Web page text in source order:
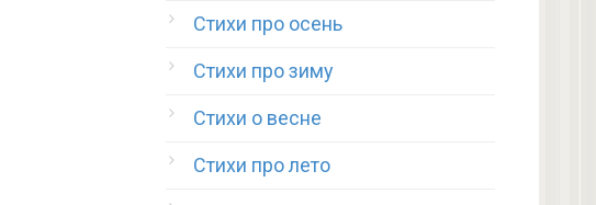
Стихи про осень
Стихи про зиму
Стихи о весне
Стихи про лето